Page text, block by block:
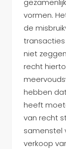
vormen.
de
niet
recht
hebben
heeft
van recht
samenstel
verkoop